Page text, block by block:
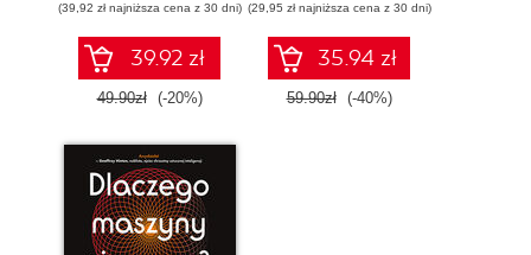
(39,92 zł najniższa cena z 30 dni)
39.92 zł
49.90zł (-20%)
zarządzaj nią z
wykorzystaniem
Dockera
(29,95 zł najniższa cena z 30 dni)
35.94 zł
59.90zł (-40%)